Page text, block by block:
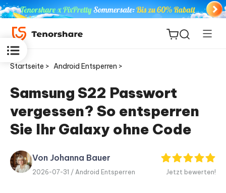
ReiBoot
for iOS
PDNob
PDF
Editor
Neu
Startseite > Android Entsperren >
Samsung S22 Passwort
vergessen? So entsperren
Sie Ihr Galaxy ohne Code
Von Johanna Bauer
2026-07-31 / Android Entsperren Jetzt bewerten!